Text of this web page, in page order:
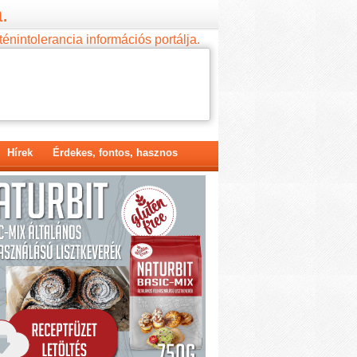
információs portálja.
Hírek Érdekes, fontos, hasznos